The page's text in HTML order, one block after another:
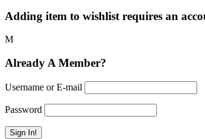
Adding item to wishlist requires an
Already A Member?
Username or E-mail
Password